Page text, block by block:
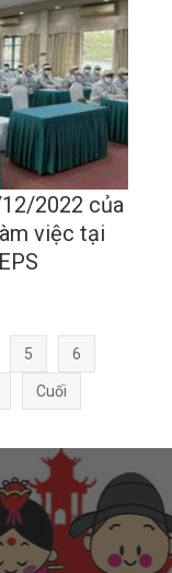
2022 của
việc tại
5 6
Cuối